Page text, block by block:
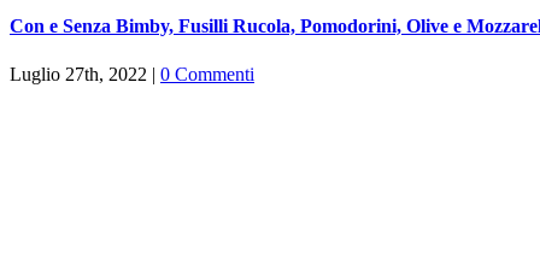
Con e Senza Bimby, Fusilli Rucola, Pomodorini, Olive e
Luglio 27th, 2022 | 0 Commenti